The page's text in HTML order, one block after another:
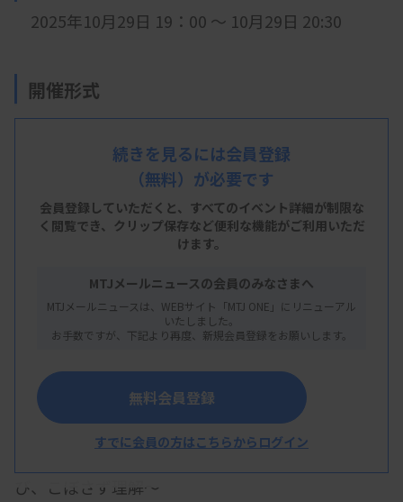
2025年10月29日 19：00 ～ 10月29日 20:30
開催形式
LIVE配信
主 催
大阪府臨床検査技師会
概 要
テーマ 体腔液検査＆スライドカンファレンス
び、こぼさず理解～
続きを見るには会員登録
（無料）が必要です
会員登録していただくと、すべてのイベント詳細が制限な
く閲覧でき、 クリップ保存など便利な機能がご利用いただ
けます。
MTJメールニュースの会員のみなさまへ
MTJメールニュースは、WEBサイト「MTJ ONE」にリニューアル
いたしました。
お手数ですが、下記より再度、新規会員登録をお願いします。
無料会員登録
すでに会員の方はこちらからログイン